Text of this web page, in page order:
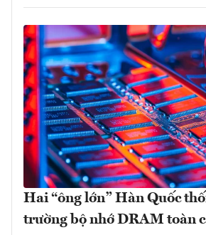
Hai “ông lớn” Hàn Quốc
trường bộ nhớ DRAM toàn